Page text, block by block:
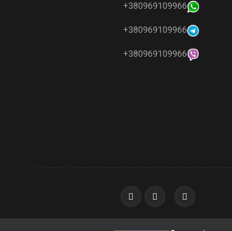
380969109966+
380969109966+
380969109966+